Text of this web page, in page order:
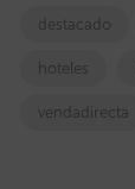
destacado
hoteles
vendadirecta